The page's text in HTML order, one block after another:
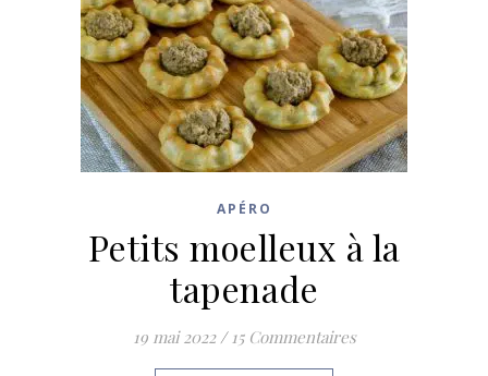
APÉRO
Petits moelleux à la
tapenade
19 mai 2022 / 15 Commentaires